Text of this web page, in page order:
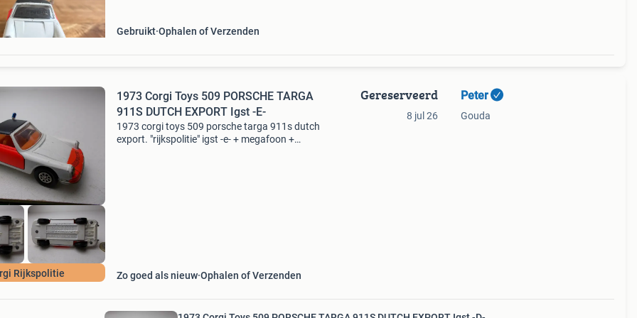
Gebruikt Ophalen of Verzenden
Rijkspolitie
1973 Corgi Toys 509 PORSCHE TARGA
911S DUTCH EXPORT Igst -E-
1973 corgi toys 509 porsche targa 911s dutch
export. "rijkspolitie" igst -e- + megafoon +
Zo goed als nieuw Ophalen of Verzenden
Gereserveerd
8 jul 26
Peter
Gouda